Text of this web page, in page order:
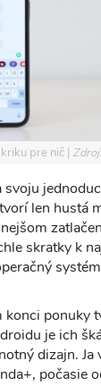
pre nič
svoju
len hustá
skratky k
konci ponuky
je ich
dizajn.
počasie